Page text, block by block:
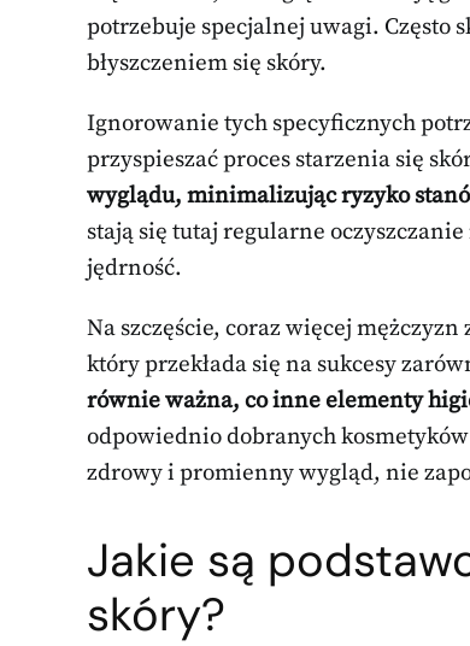
potrzebuje specjalnej uwagi. Często
błyszczeniem się skóry.
Ignorowanie tych specyficznych
przyspieszać proces starzenia się
wyglądu, minimalizując ryzyko
stają się tutaj regularne
jędrność.
Na szczęście, coraz więcej
który przekłada się na sukcesy
równie ważna, co inne elementy
odpowiednio dobranych
zdrowy i promienny wygląd, nie
Jakie są
skóry?